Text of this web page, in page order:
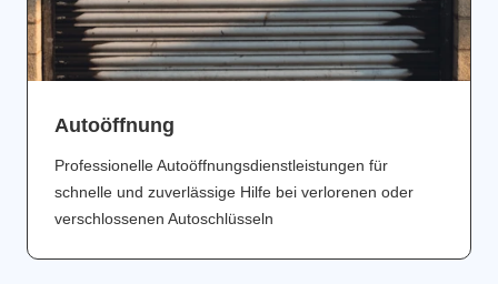
Аutoöffnung
Professionelle Autoöffnungsdienstleistungen für
schnelle und zuverlässige Hilfe bei verlorenen oder
verschlossenen Autoschlüsseln